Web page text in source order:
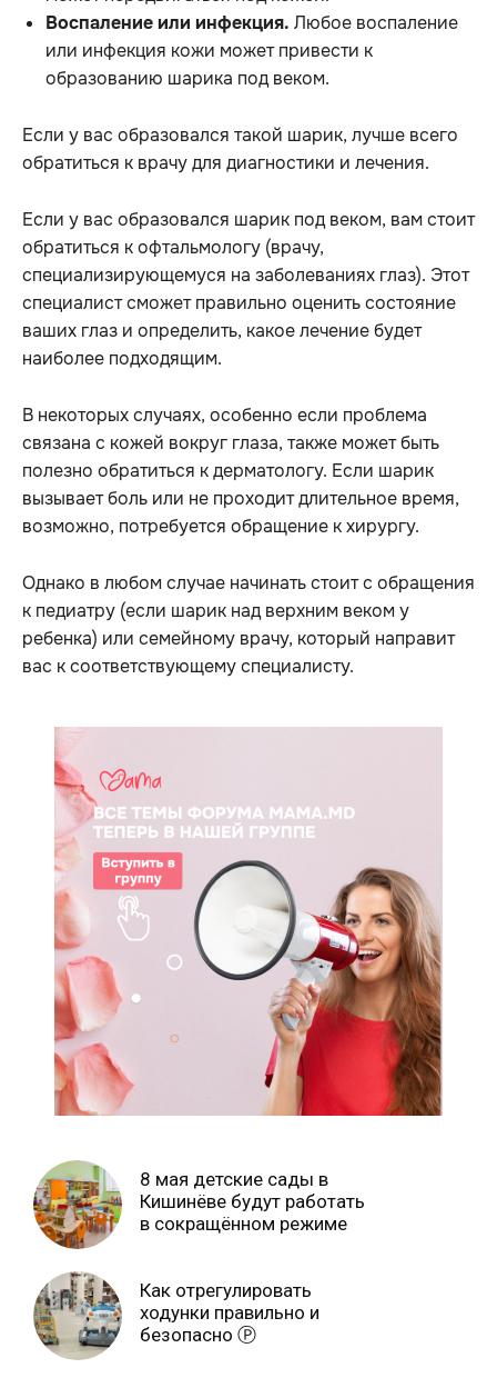
Воспаление или инфекция. Любое воспаление
или инфекция кожи может привести к
образованию шарика под веком.
Если у вас образовался такой шарик, лучше всего
обратиться к врачу для диагностики и лечения.
Если у вас образовался шарик под веком, вам стоит
обратиться к офтальмологу (врачу,
специализирующемуся на заболеваниях глаз). Этот
специалист сможет правильно оценить состояние
ваших глаз и определить, какое лечение будет
наиболее подходящим.
В некоторых случаях, особенно если проблема
связана с кожей вокруг глаза, также может быть
полезно обратиться к дерматологу. Если шарик
вызывает боль или не проходит длительное время,
возможно, потребуется обращение к хирургу.
Однако в любом случае начинать стоит с обращения
к педиатру (если шарик над верхним веком у
ребенка) или семейному врачу, который направит
вас к соответствующему специалисту.
8 мая детские сады в
Кишинёве будут работать
в сокращённом режиме
Как отрегулировать
ходунки правильно и
безопасно Ⓟ